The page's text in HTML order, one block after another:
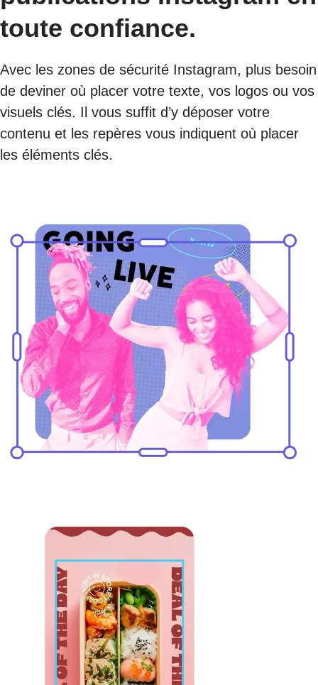
toute confiance.
Avec les zones de sécurité Instagram, plus besoin
de deviner où placer votre texte, vos logos ou vos
visuels clés. Il vous suffit d’y déposer votre
contenu et les repères vous indiquent où placer
les éléments clés.